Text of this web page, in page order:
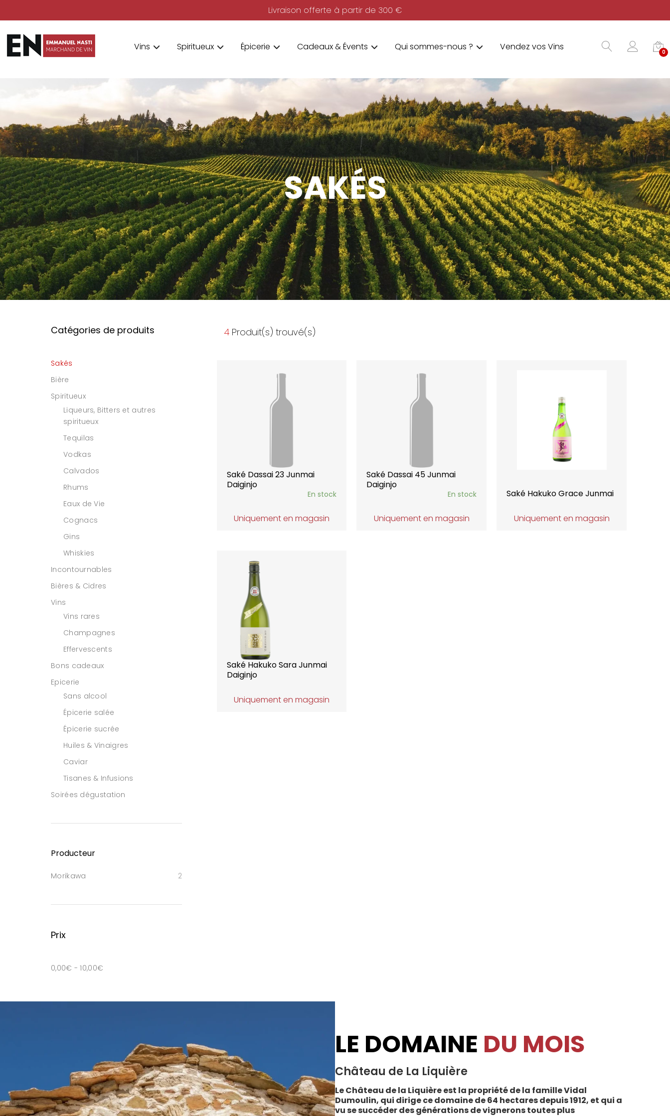
Livraison offerte à partir de 300 €
Vins Spiritueux Épicerie Cadeaux & Évents Qui sommes-nous ? Vendez vos Vins 0
SAKÉS
4 Produit(s) trouvé(s)
Saké Dassai 23 Junmai
Daiginjo
En stock
Uniquement en magasin
Saké Dassai 45 Junmai
Daiginjo
En stock
Uniquement en magasin
Saké Hakuko Grace Junmai
Uniquement en magasin
Saké Hakuko Sara Junmai
Daiginjo
Uniquement en magasin
Catégories de produits
Sakés
Bière
Spiritueux
Liqueurs, Bitters et autres
spiritueux
Tequilas
Vodkas
Calvados
Rhums
Eaux de Vie
Cognacs
Gins
Whiskies
Incontournables
Bières & Cidres
Vins
Vins rares
Champagnes
Effervescents
Bons cadeaux
Epicerie
Sans alcool
Épicerie salée
Épicerie sucrée
Huiles & Vinaigres
Caviar
Tisanes & Infusions
Soirées dégustation
Producteur
Morikawa 2
Prix
0,00€ -10,00€
LE DOMAINE DU MOIS
Château de La Liquière
Le Château de la Liquière est la propriété de la famille Vidal
Dumoulin, qui dirige ce domaine de 64 hectares depuis 1912, et qui a
vu se succéder des générations de vignerons toutes plus